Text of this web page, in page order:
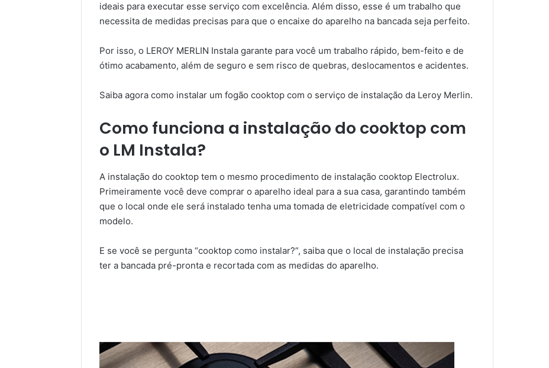
ideais para executar esse serviço com excelência. Além disso, esse é um trabalho que
necessita de medidas precisas para que o encaixe do aparelho na bancada seja perfeito.
Por isso, o LEROY MERLIN Instala garante para você um trabalho rápido, bem-feito e de
ótimo acabamento, além de seguro e sem risco de quebras, deslocamentos e acidentes.
Saiba agora como instalar um fogão cooktop com o serviço de instalação da Leroy Merlin.
Como funciona a instalação do cooktop com
o LM Instala?
A instalação do cooktop tem o mesmo procedimento de instalação cooktop Electrolux.
Primeiramente você deve comprar o aparelho ideal para a sua casa, garantindo também
que o local onde ele será instalado tenha uma tomada de eletricidade compatível com o
modelo.
E se você se pergunta “cooktop como instalar?”, saiba que o local de instalação precisa
ter a bancada pré-pronta e recortada com as medidas do aparelho.